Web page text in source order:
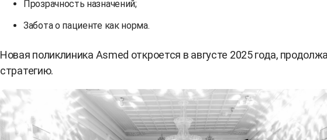
Прозрачность назначений;
Забота о пациенте как норма.
Новая поликлиника Asmed откроется в августе 2025 года,
стратегию.